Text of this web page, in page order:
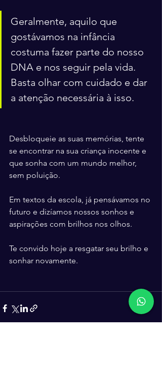
Geralmente, aquilo que
gostávamos na infância
costuma fazer parte do nosso
DNA e nos seguir pela vida.
Basta olhar com cuidado e dar
a atenção necessária à isso.
Desbloqueie as suas memórias, tente
se encontrar na sua criança inocente e
que sonha com um mundo melhor,
sem poluição.
Em textos da escola, já pensávamos no
futuro e dizíamos nossos sonhos e
aspirações com brilhos nos olhos.
Te convido hoje a resgatar seu brilho e
sonhar novamente.